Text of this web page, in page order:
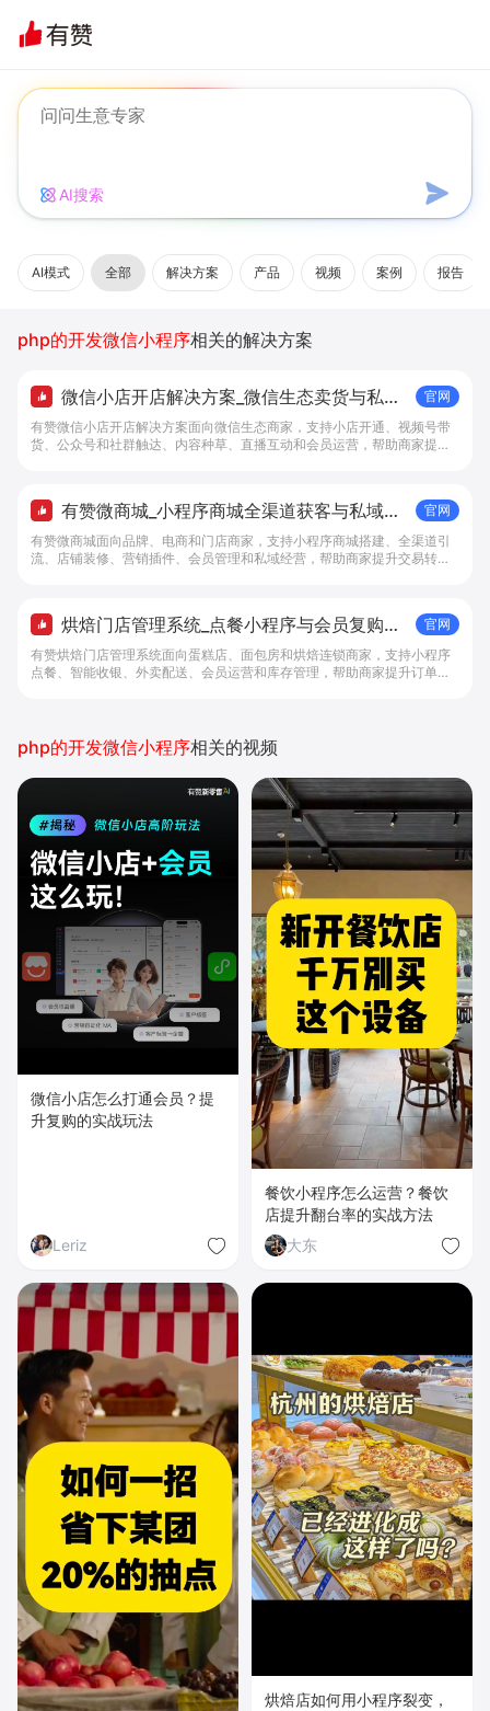
AI搜索
AI模式 全部 解决方案 产品 视频 案例 报告
php的开发微信小程序相关的解决方案
微信小店开店解决方案_微信生态卖货与私域
经营 - 做生意, 找有赞
官网
有赞微信小店开店解决方案面向微信生态商家，支持小店开通、视频号带
货、公众号和社群触达、内容种草、直播互动和会员运营，帮助商家提升
有赞微商城_小程序商城全渠道获客与私域复
购工具 - 做生意, 找有赞
官网
有赞微商城面向品牌、电商和门店商家，支持小程序商城搭建、全渠道引
流、店铺装修、营销插件、会员管理和私域经营，帮助商家提升交易转化
烘焙门店管理系统_点餐小程序与会员复购工
具 - 做生意, 找有赞
官网
有赞烘焙门店管理系统面向蛋糕店、面包房和烘焙连锁商家，支持小程序
点餐、智能收银、外卖配送、会员运营和库存管理，帮助商家提升订单转
php的开发微信小程序相关的视频
微信小店怎么打通会员？提
升复购的实战玩法
Leriz
餐饮小程序怎么运营？餐饮
店提升翻台率的实战方法
大东
烘焙店如何用小程序裂变，